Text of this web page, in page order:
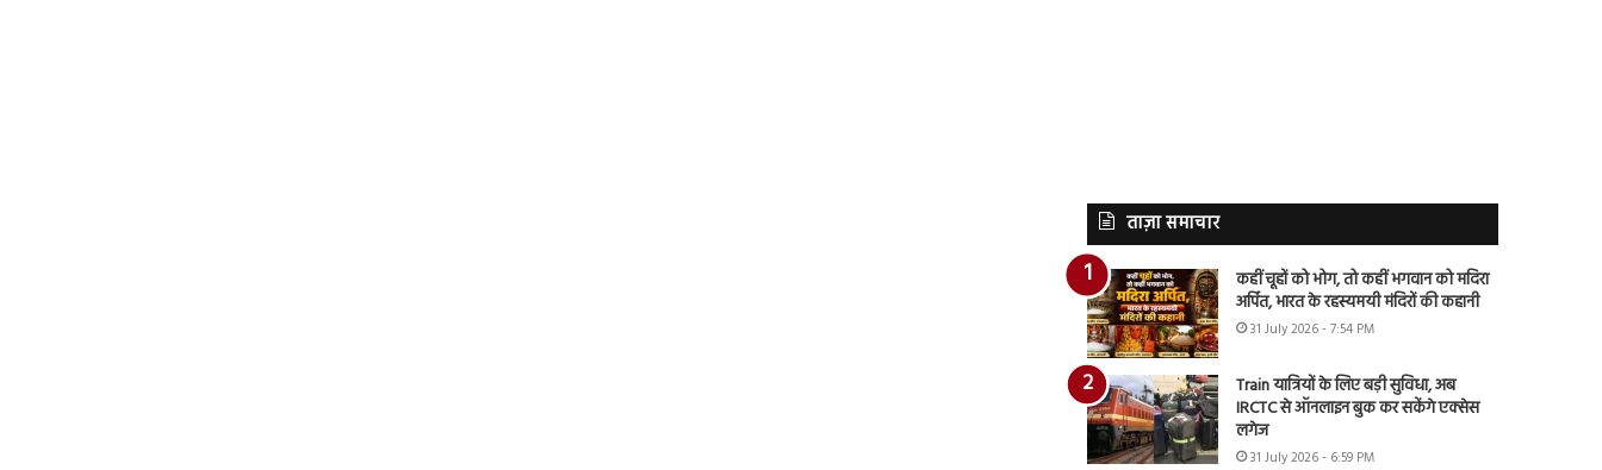
ताज़ा समाचार
कहीं चूहों को भोग, तो कहीं भगवान को मदिरा
अर्पित, भारत के रहस्यमयी मंदिरों की कहानी
31 July 2026 - 7:54 PM
Train यात्रियों के लिए बड़ी सुविधा, अब
IRCTC से ऑनलाइन बुक कर सकेंगे एक्सेस
लगेज
31 July 2026 - 6:59 PM